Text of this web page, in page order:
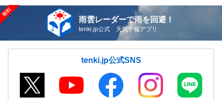
雨雲レーダーで雨を回避！
tenki.jp公式 天気予報アプリ
tenki.jp公式SNS